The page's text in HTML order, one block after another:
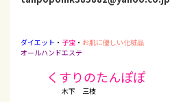
ダイエット ・ 子宝 ・ お肌に優しい化粧品
オールハンドエステ
くすりのたんぽぽ
木下 三枝